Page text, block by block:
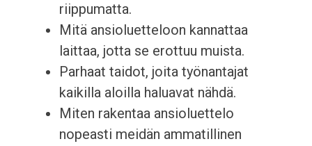
riippumatta.
Mitä ansioluetteloon kannattaa
laittaa, jotta se erottuu muista.
Parhaat taidot, joita työnantajat
kaikilla aloilla haluavat nähdä.
Miten rakentaa ansioluettelo
nopeasti meidän ammatillinen